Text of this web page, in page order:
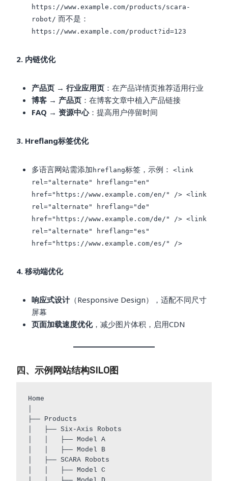
https://www.example.com/products/scara-
robot/ 而不是：
https://www.example.com/product?id=123
2. 内链优化
产品页 → 行业应用页 ：在产品详情页推荐适用行业
博客 → 产品页 ：在博客文章中植入产品链接
FAQ → 资源中心：提高用户停留时间
3. Hreflang标签优化
多语言网站需添加 hreflang标签，示例：
<link
rel="alternate" hreflang="en"
href="https://www.example.com/en/" /> <link
rel="alternate" hreflang="de"
href="https://www.example.com/de/" /> <link
rel="alternate" hreflang="es"
href="https://www.example.com/es/" />
4. 移动端优化
响应式设计（Responsive Design），适配不同尺寸
屏幕
页面加载速度优化，减少图片体积，启用CDN
四、示例网站结构SILO图
Home
├── Products
│   ├── Six-Axis Robots
│   │   ├── Model A
│   │   ├── Model B
│   ├── SCARA Robots
│   │   ├── Model C